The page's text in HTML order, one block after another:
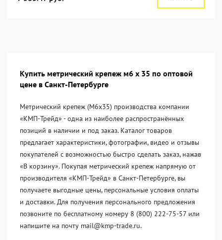
Купить метрический крепеж м6 х 35 по оптовой
цене в Санкт-Петербурге
Метрический крепеж (М6х35) производства компании
«KМП-Трейд» - одна из наиболее распространённых
позиций в наличии и под заказ. Каталог товаров
предлагает характеристики, фотографии, видео и отзывы
покупателей с возможностью быстро сделать заказ, нажав
«В корзину». Покупая метрический крепеж напрямую от
производителя «KМП-Трейд» в Санкт-Петербурге, вы
получаете выгодные цены, персональные условия оплаты
и доставки. Для получения персонального предложения
позвоните по бесплатному номеру 8 (800) 222-75-57 или
напишите на почту mail@kmp-trade.ru.